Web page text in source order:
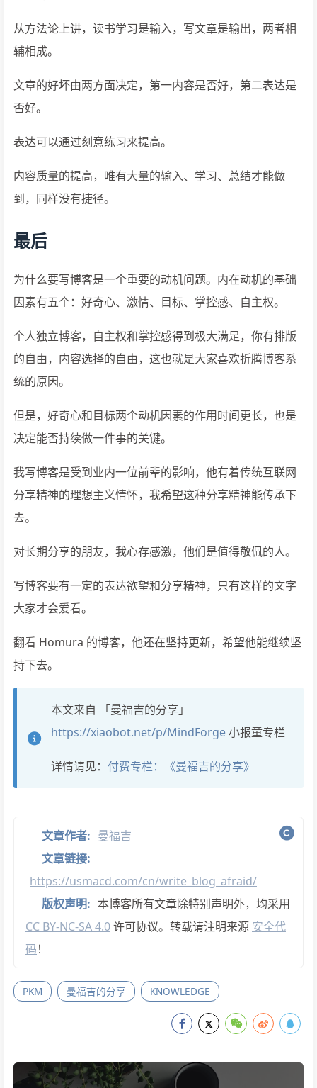
从方法论上讲，读书学习是输入，写文章是输出，两者相
辅相成。
文章的好坏由两方面决定，第一内容是否好，第二表达是
否好。
表达可以通过刻意练习来提高。
内容质量的提高，唯有大量的输入、学习、总结才能做
到，同样没有捷径。
最后
为什么要写博客是一个重要的动机问题。内在动机的基础
因素有五个：好奇心、激情、目标、掌控感、自主权。
个人独立博客，自主权和掌控感得到极大满足，你有排版
的自由，内容选择的自由，这也就是大家喜欢折腾博客系
统的原因。
但是，好奇心和目标两个动机因素的作用时间更长，也是
决定能否持续做一件事的关键。
我写博客是受到业内一位前辈的影响，他有着传统互联网
分享精神的理想主义情怀，我希望这种分享精神能传承下
去。
对长期分享的朋友，我心存感激，他们是值得敬佩的人。
写博客要有一定的表达欲望和分享精神，只有这样的文字
大家才会爱看。
翻看 Homura 的博客，他还在坚持更新，希望他能继续坚
持下去。
本文来自 「曼福吉的分享」
https://xiaobot.net/p/MindForge小报童专栏
详情请见： 付费专栏：《曼福吉的分享》
文章作者: 曼福吉
文章链接:
https://usmacd.com/cn/write_blog_afraid/
版权声明: 本博客所有文章除特别声明外，均采用
CC BY-NC-SA 4.0许可协议。转载请注明来源 安全代
码！
PKM 曼福吉的分享 KNOWLEDGE